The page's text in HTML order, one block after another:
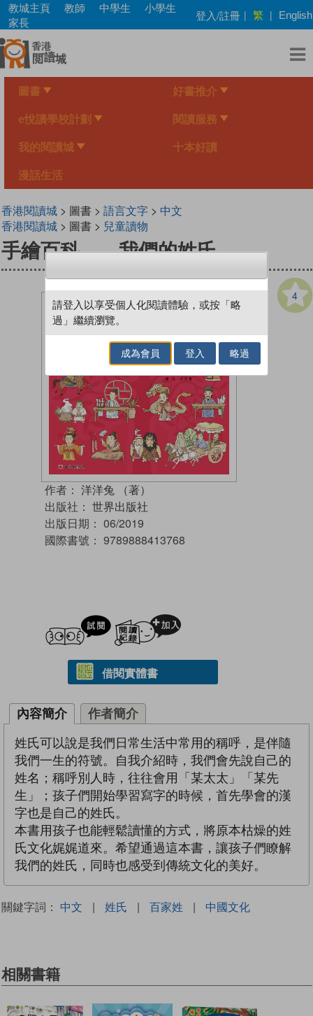
Skip
main
content
教城主頁 教師 中學生
小學生
家長
登入/註冊 | 繁 | English
圖書 好書推介
e悅讀學校計劃 閱讀服務
我的閱讀城 十本好讀
漫話生活
香港閱讀城> 圖書 > 語言文字> 中文
香港閱讀城> 圖書 > 兒童讀物
手繪百科——我們的姓氏
4
作者： 洋洋兔 （著）
出版社： 世界出版社
出版日期： 06/2019
國際書號： 9789888413768
試閲
借閱實體書
內容簡介 作者簡介
姓氏可以說是我們日常生活中常用的稱呼，是伴隨
我們一生的符號。自我介紹時，我們會先說自己的
姓名；稱呼別人時，往往會用「某太太」「某先
生」；孩子們開始學習寫字的時候，首先學會的漢
字也是自己的姓氏。
本書用孩子也能輕鬆讀懂的方式，將原本枯燥的姓
氏文化娓娓道來。希望通過這本書，讓孩子們瞭解
我們的姓氏，同時也感受到傳統文化的美好。
關鍵字詞： 中文 | 姓氏 | 百家姓 | 中國文化
相關書籍
請登入以享受個人化閱讀體驗，或按「略
過」繼續瀏覽。
成為會員 登入 略過